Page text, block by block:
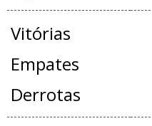
Vitórias
Empates
Derrotas